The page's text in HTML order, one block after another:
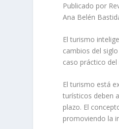
Publicado por
Ana Belén
El turismo
cambios del
caso práctico
El turismo está
turísticos deben
plazo. El
promoviendo la